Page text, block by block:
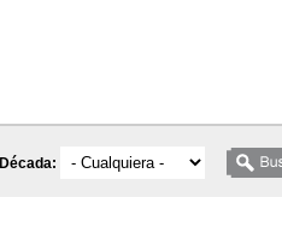
Década: